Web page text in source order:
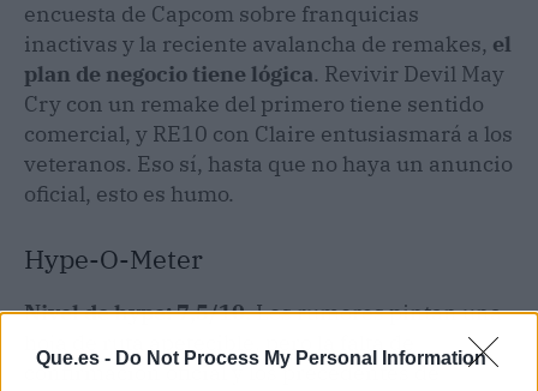
Que.es - Do Not Process My Personal Information
encuesta de Capcom sobre franquicias
inactivas y la reciente avalancha de remakes, el
plan de negocio tiene lógica. Revivir Devil May
Cry con un remake del primero tiene sentido
comercial, y RE10 con Claire entusiasmará a los
veteranos. Eso sí, hasta que no haya un anuncio
oficial, esto es humo.
Hype-O-Meter
Nivel de hype: 7,5/10.Los rumores pintan una
confirmación oficial y los precedentes de